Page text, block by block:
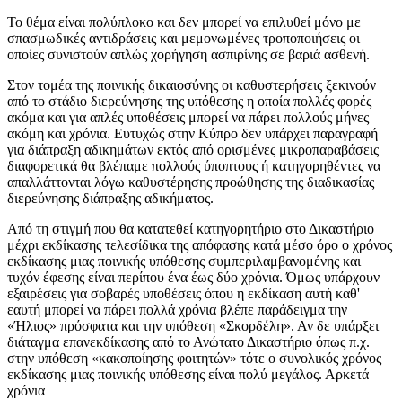
Το θέμα είναι πολύπλοκο και δεν μπορεί να επιλυθεί μόνο με
σπασμωδικές αντιδράσεις και μεμονωμένες τροποποιήσεις οι
οποίες συνιστούν απλώς χορήγηση ασπιρίνης σε βαριά ασθενή.
Στον τομέα της ποινικής δικαιοσύνης οι καθυστερήσεις ξεκινούν
από το στάδιο διερεύνησης της υπόθεσης η οποία πολλές φορές
ακόμα και για απλές υποθέσεις μπορεί να πάρει πολλούς μήνες
ακόμη και χρόνια. Ευτυχώς στην Κύπρο δεν υπάρχει παραγραφή
για διάπραξη αδικημάτων εκτός από ορισμένες μικροπαραβάσεις
διαφορετικά θα βλέπαμε πολλούς ύποπτους ή κατηγορηθέντες να
απαλλάττονται λόγω καθυστέρησης προώθησης της διαδικασίας
διερεύνησης διάπραξης αδικήματος.
Από τη στιγμή που θα κατατεθεί κατηγορητήριο στο Δικαστήριο
μέχρι εκδίκασης τελεσίδικα της απόφασης κατά μέσο όρο ο χρόνος
εκδίκασης μιας ποινικής υπόθεσης συμπεριλαμβανομένης και
τυχόν έφεσης είναι περίπου ένα έως δύο χρόνια. Όμως υπάρχουν
εξαιρέσεις για σοβαρές υποθέσεις όπου η εκδίκαση αυτή καθ'
εαυτή μπορεί να πάρει πολλά χρόνια βλέπε παράδειγμα την
«Ήλιος» πρόσφατα και την υπόθεση «Σκορδέλη». Αν δε υπάρξει
διάταγμα επανεκδίκασης από το Ανώτατο Δικαστήριο όπως π.χ.
στην υπόθεση «κακοποίησης φοιτητών» τότε ο συνολικός χρόνος
εκδίκασης μιας ποινικής υπόθεσης είναι πολύ μεγάλος. Αρκετά
χρόνια